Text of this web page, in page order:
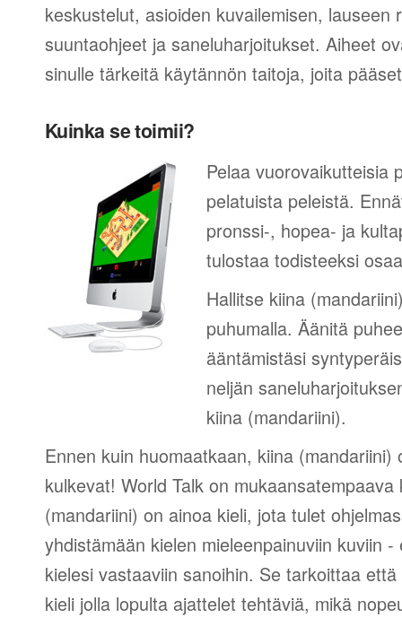
keskustelut, asioiden kuvailemisen, lauseen
suuntaohjeet ja saneluharjoitukset. Aiheet
sinulle tärkeitä käytännön taitoja, joita
Kuinka se toimii?
Pelaa vuorovaikutteisia
pelatuista peleistä.
pronssi-, hopea- ja
tulostaa todisteeksi
Hallitse kiina
puhumalla. Äänitä
ääntämistäsi
neljän
kiina (mandariini).
Ennen kuin huomaatkaan, kiina (mandariini)
kulkevat! World Talk on
(mandariini) on ainoa kieli, jota tulet
yhdistämään kielen mieleenpainuviin kuviin
kielesi vastaaviin sanoihin. Se tarkoittaa
kieli jolla lopulta ajattelet tehtäviä, mikä